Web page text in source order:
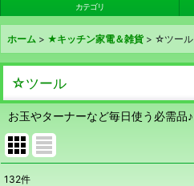
カテゴリ
ホーム > ★キッチン家電＆雑貨 > ☆ツール
☆ツール
お玉やターナーなど毎日使う必需品♪
132件